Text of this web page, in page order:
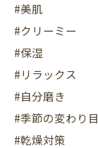
#美肌
#クリーミー
#保湿
#リラックス
#自分磨き
#季節の変わり目
#乾燥対策